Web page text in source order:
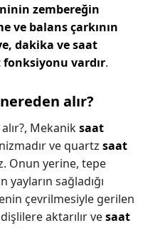
zembereğin
ve balans çarkının
dakika ve saat
vardır.
alır?
Mekaniksaat
ve quartz saat
Onun yerine, tepe
sağladığı
çevrilmesiyle gerilen
aktarılır vesaat